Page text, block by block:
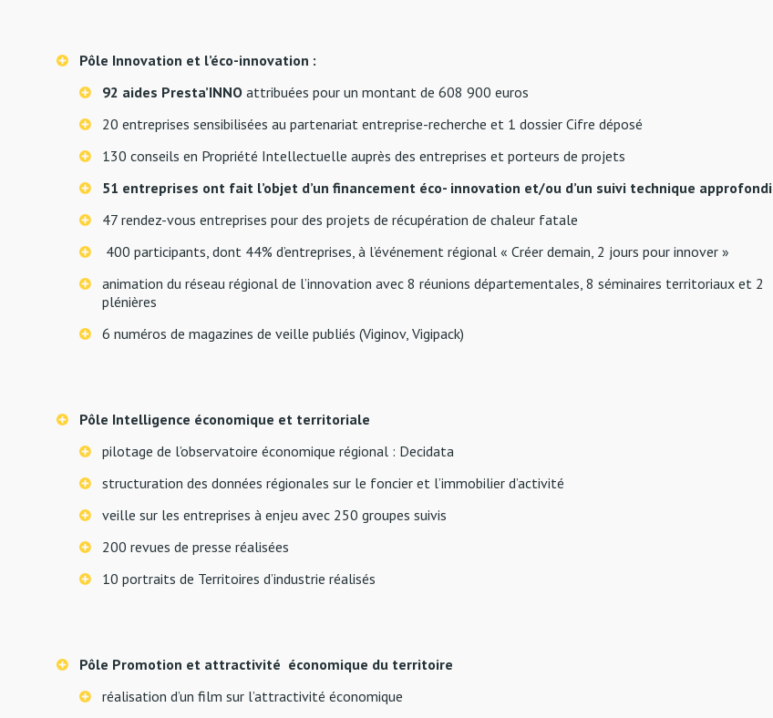
Pôle Innovation et l’éco-innovation :
92 aides Presta’INNO attribuées pour un montant de 608 900 euros
20 entreprises sensibilisées au partenariat entreprise-recherche et 1 dossier Cifre déposé
130 conseils en Propriété Intellectuelle auprès des entreprises et porteurs de projets
51 entreprises ont fait l’objet d’un financement éco- innovation et/ou d’un suivi technique approfondi
47 rendez-vous entreprises pour des projets de récupération de chaleur fatale
400 participants, dont 44% d’entreprises, à l’événement régional « Créer demain, 2 jours pour innover »
animation du réseau régional de l’innovation avec 8 réunions départementales, 8 séminaires territoriaux et 2
plénières
6 numéros de magazines de veille publiés (Viginov, Vigipack)
Pôle Intelligence économique et territoriale
pilotage de l’observatoire économique régional : Decidata
structuration des données régionales sur le foncier et l’immobilier d’activité
veille sur les entreprises à enjeu avec 250 groupes suivis
200 revues de presse réalisées
10 portraits de Territoires d’industrie réalisés
Pôle Promotion et attractivité économique du territoire
réalisation d’un film sur l’attractivité économique